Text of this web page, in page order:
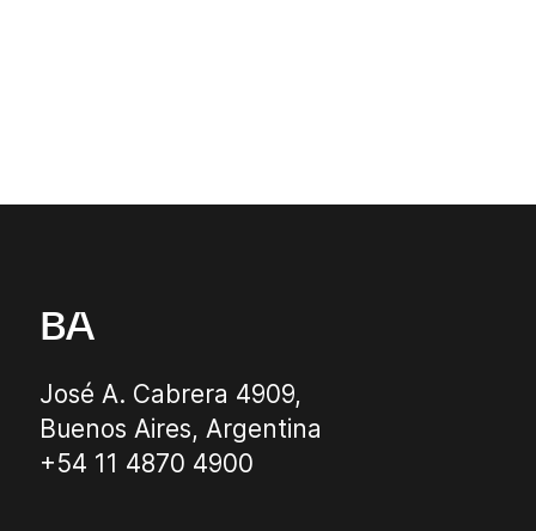
BA
José A. Cabrera 4909,
Buenos Aires, Argentina
+54 11 4870 4900